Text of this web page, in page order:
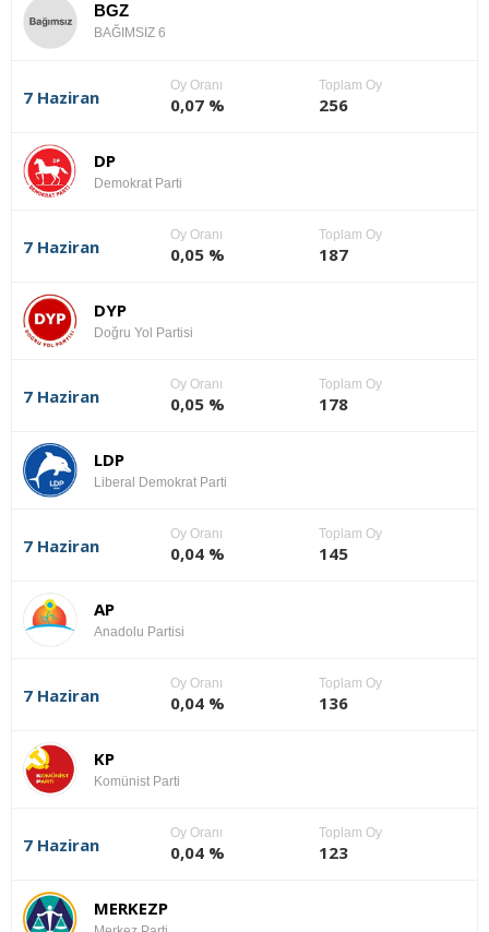
BGZ
BAĞIMSIZ 6
7 Haziran
Oy Oranı
0,07 %
Toplam Oy
256
DP
Demokrat Parti
7 Haziran
Oy Oranı
0,05 %
Toplam Oy
187
DYP
Doğru Yol Partisi
7 Haziran
Oy Oranı
0,05 %
Toplam Oy
178
LDP
Liberal Demokrat Parti
7 Haziran
Oy Oranı
0,04 %
Toplam Oy
145
AP
Anadolu Partisi
7 Haziran
Oy Oranı
0,04 %
Toplam Oy
136
KP
Komünist Parti
7 Haziran
Oy Oranı
0,04 %
Toplam Oy
123
MERKEZP